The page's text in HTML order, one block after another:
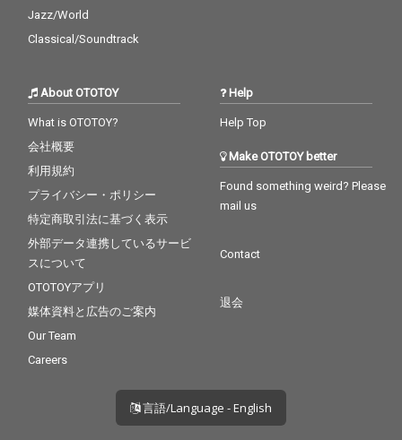
Jazz/World
Classical/Soundtrack
About OTOTOY
What is OTOTOY?
会社概要
利用規約
プライバシー・ポリシー
特定商取引法に基づく表示
外部データ連携しているサービ
スについて
OTOTOYアプリ
媒体資料と広告のご案内
Our Team
Careers
Help
Help Top
Make OTOTOY better
Found something weird? Please
mail us
Contact
退会
言語/Language - English